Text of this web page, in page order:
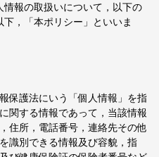
報の取扱いについて，以下の
，「本ポリシー」といいま
保護法にいう「個人情報」を指
関する情報であって，当該情報
住所，電話番号，連絡先その他
識別できる情報及び容貌，指